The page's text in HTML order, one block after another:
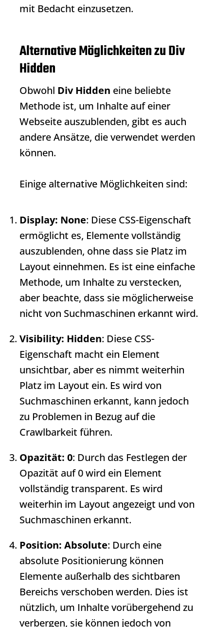
mit Bedacht einzusetzen.
Alternative Möglichkeiten zu Div
Hidden
Obwohl Div Hidden eine beliebte
Methode ist, um Inhalte auf einer
Webseite auszublenden, gibt es auch
andere Ansätze, die verwendet werden
können.
Einige alternative Möglichkeiten sind:
Display: None: Diese CSS-Eigenschaft
ermöglicht es, Elemente vollständig
auszublenden, ohne dass sie Platz im
Layout einnehmen. Es ist eine einfache
Methode, um Inhalte zu verstecken,
aber beachte, dass sie möglicherweise
nicht von Suchmaschinen erkannt wird.
Visibility: Hidden: Diese CSS-
Eigenschaft macht ein Element
unsichtbar, aber es nimmt weiterhin
Platz im Layout ein. Es wird von
Suchmaschinen erkannt, kann jedoch
zu Problemen in Bezug auf die
Crawlbarkeit führen.
Opazität: 0: Durch das Festlegen der
Opazität auf 0 wird ein Element
vollständig transparent. Es wird
weiterhin im Layout angezeigt und von
Suchmaschinen erkannt.
Position: Absolute: Durch eine
absolute Positionierung können
Elemente außerhalb des sichtbaren
Bereichs verschoben werden. Dies ist
nützlich, um Inhalte vorübergehend zu
verbergen, sie können jedoch von